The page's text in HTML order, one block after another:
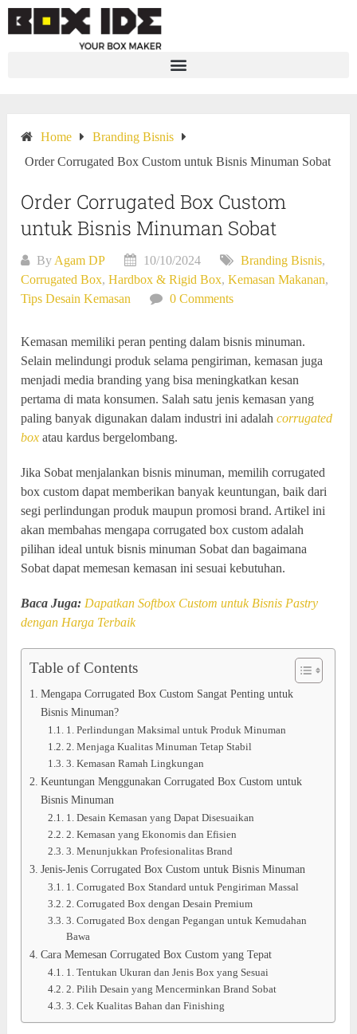
Home
Branding Bisnis
Order Corrugated Box Custom untuk Bisnis Minuman Sobat
Order Corrugated Box Custom
untuk Bisnis Minuman Sobat
By Agam DP 10/10/2024 Branding Bisnis,
Corrugated Box,Hardbox & Rigid Box,Kemasan Makanan,
Tips Desain Kemasan
0 Comments
Kemasan memiliki peran penting dalam bisnis minuman.
Selain melindungi produk selama pengiriman, kemasan juga
menjadi media branding yang bisa meningkatkan kesan
pertama di mata konsumen. Salah satu jenis kemasan yang
paling banyak digunakan dalam industri ini adalahcorrugated
box atau kardus bergelombang.
Jika Sobat menjalankan bisnis minuman, memilih corrugated
box custom dapat memberikan banyak keuntungan, baik dari
segi perlindungan produk maupun promosi brand. Artikel ini
akan membahas mengapa corrugated box custom adalah
pilihan ideal untuk bisnis minuman Sobat dan bagaimana
Sobat dapat memesan kemasan ini sesuai kebutuhan.
Baca Juga: Dapatkan Softbox Custom untuk Bisnis Pastry
dengan Harga Terbaik
Table of Contents
Mengapa Corrugated Box Custom Sangat Penting untuk
Bisnis Minuman?
1. Perlindungan Maksimal untuk Produk Minuman
2. Menjaga Kualitas Minuman Tetap Stabil
3. Kemasan Ramah Lingkungan
Keuntungan Menggunakan Corrugated Box Custom untuk
Bisnis Minuman
1. Desain Kemasan yang Dapat Disesuaikan
2. Kemasan yang Ekonomis dan Efisien
3. Menunjukkan Profesionalitas Brand
Jenis-Jenis Corrugated Box Custom untuk Bisnis Minuman
1. Corrugated Box Standard untuk Pengiriman Massal
2. Corrugated Box dengan Desain Premium
3. Corrugated Box dengan Pegangan untuk Kemudahan
Bawa
Cara Memesan Corrugated Box Custom yang Tepat
1. Tentukan Ukuran dan Jenis Box yang Sesuai
2. Pilih Desain yang Mencerminkan Brand Sobat
3. Cek Kualitas Bahan dan Finishing